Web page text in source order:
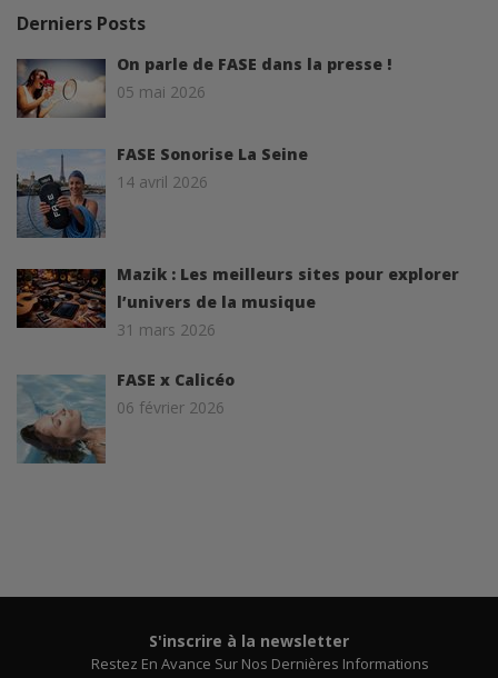
Derniers Posts
On parle de FASE dans la presse !
05 mai 2026
FASE Sonorise La Seine
14 avril 2026
Mazik : Les meilleurs sites pour explorer
l’univers de la musique
31 mars 2026
FASE x Calicéo
06 février 2026
S'inscrire à la newsletter
Restez En Avance Sur Nos Dernières Informations